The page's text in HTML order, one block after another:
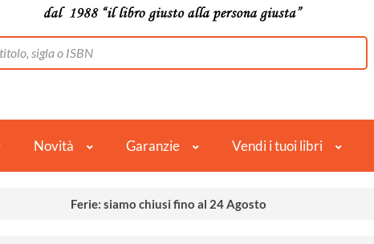
Novità Garanzie Vendi i tuoi libri
Ferie: siamo chiusi fino al 24 Agosto